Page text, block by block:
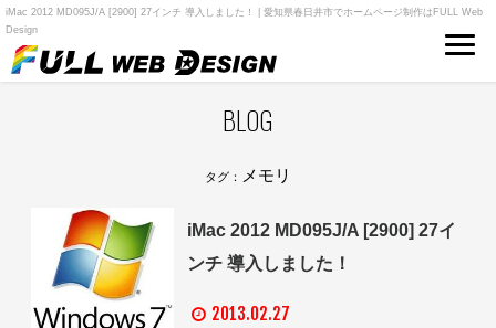
iMac 2012 MD095J/A [2900] 27インチ 導入しました！ | 愛知県春日井市でホームページ制作はFULL Web
Design
BLOG
タグ： メモリ
iMac 2012 MD095J/A [2900] 27イ
ンチ 導入しました！
2013.02.27